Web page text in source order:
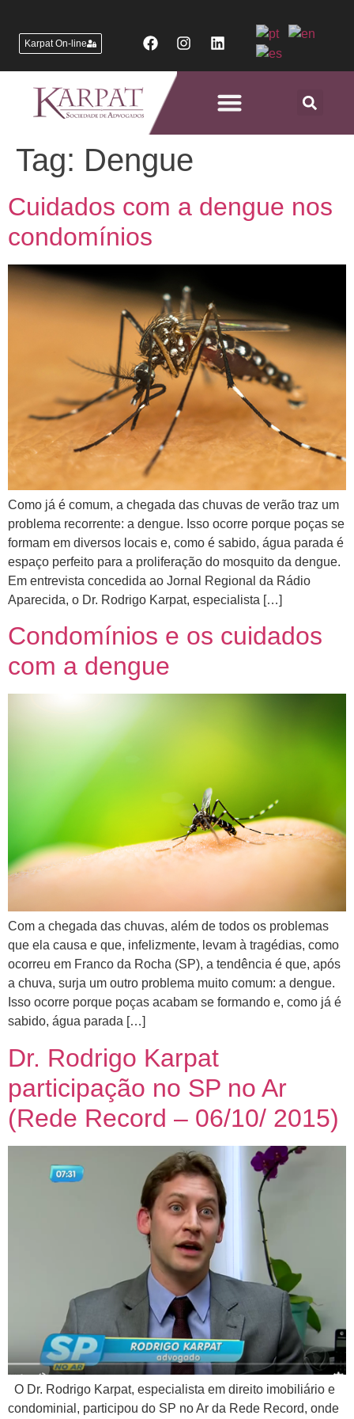
Karpat On-line
Tag: Dengue
Cuidados com a dengue nos
condomínios
Como já é comum, a chegada das chuvas de verão traz um
problema recorrente: a dengue. Isso ocorre porque poças se
formam em diversos locais e, como é sabido, água parada é
espaço perfeito para a proliferação do mosquito da dengue.
Em entrevista concedida ao Jornal Regional da Rádio
Aparecida, o Dr. Rodrigo Karpat, especialista […]
Condomínios e os cuidados
com a dengue
Com a chegada das chuvas, além de todos os problemas
que ela causa e que, infelizmente, levam à tragédias, como
ocorreu em Franco da Rocha (SP), a tendência é que, após
a chuva, surja um outro problema muito comum: a dengue.
Isso ocorre porque poças acabam se formando e, como já é
sabido, água parada […]
Dr. Rodrigo Karpat
participação no SP no Ar
(Rede Record – 06/10/ 2015)
O Dr. Rodrigo Karpat, especialista em direito imobiliário e
condominial, participou do SP no Ar da Rede Record, onde